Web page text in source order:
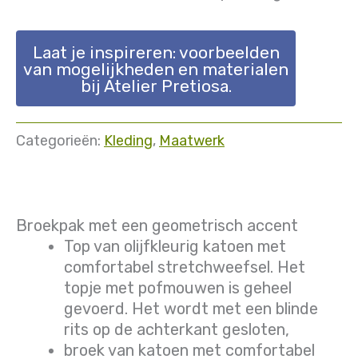
Laat je inspireren: voorbeelden
van mogelijkheden en materialen
bij Atelier Pretiosa.
Categorieën: Kleding, Maatwerk
Broekpak met een geometrisch accent
Top van olijfkleurig katoen met
comfortabel stretchweefsel. Het
topje met pofmouwen is geheel
gevoerd. Het wordt met een blinde
rits op de achterkant gesloten,
broek van katoen met comfortabel